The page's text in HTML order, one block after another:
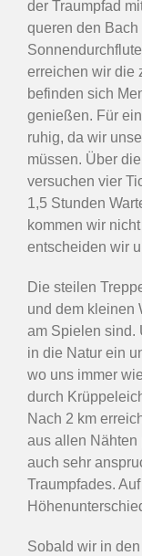
der Traumpfad
queren den
erreichen wir die
befinden sich
genießen. Für
ruhig, da wir
müssen. Über
versuchen vier
1,5 Stunden
kommen wir
entscheiden wir
Die steilen
und dem kleinen
am Spielen sind.
in die Natur ein
wo uns immer
durch
Nach 2 km
aus allen Nähten
auch sehr
Traumpfades.
Sobald wir in